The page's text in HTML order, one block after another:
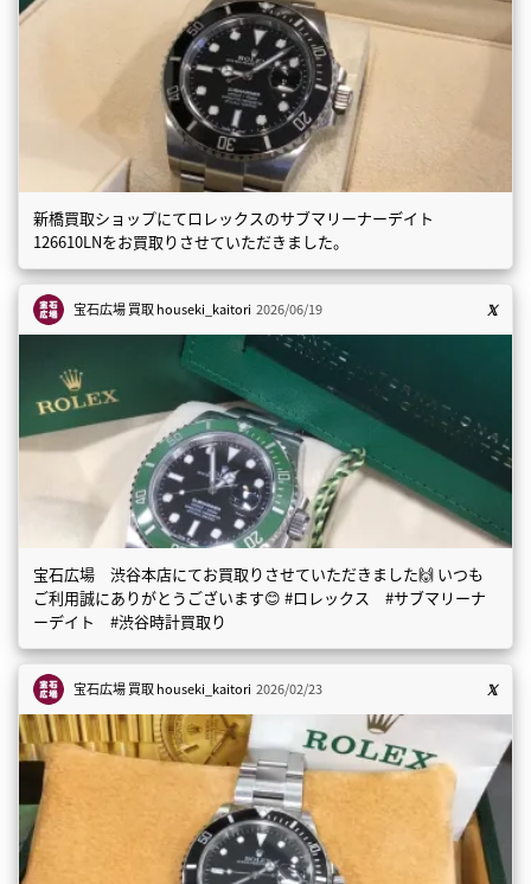
新橋買取ショップにてロレックスのサブマリーナーデイト
126610LNをお買取りさせていただきました。
宝石広場 買取houseki_kaitori 2026/06/19
宝石広場 渋谷本店にてお買取りさせていただきました🙌 いつも
ご利用誠にありがとうございます😊 #ロレックス #サブマリーナ
ーデイト #渋谷時計買取り
宝石広場 買取houseki_kaitori 2026/02/23